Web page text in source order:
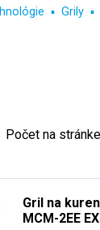
Grily
Počet na
Gril na
MCM-2EE